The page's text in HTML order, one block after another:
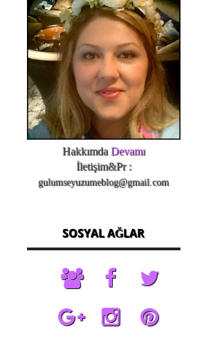
HakkımdaDevamı
İletişim&Pr :
gulumseyuzumeblog@gmail.com
SOSYAL AĞLAR